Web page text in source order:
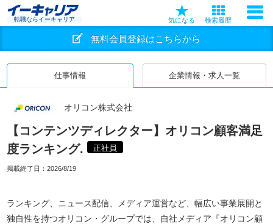
転職ならイーキャリア 気になる 検索履歴
無料会員登録はこちらから
仕事情報 企業情報・求人一覧
オリコン株式会社
【コンテンツディレクター】オリコン顧客満足
度ランキング.
正社員
掲載終了日： 2026/8/19
ランキング、ニュース配信、メディア運営など、幅広い事業展開と
独自性を持つオリコン・グループでは、自社メディア『オリコン顧